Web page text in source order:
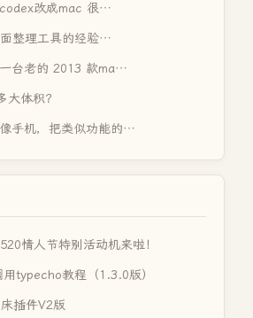
改成mac 很…
整理工具的经验…
台老的 2013 款ma…
大体积？
手机，把类似功能的…
情人节特别活动机来啦！
typecho教程（1.3.0版）
插件V2版